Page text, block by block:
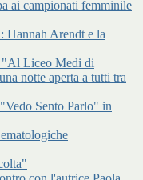
ai campionati femminile
Hannah Arendt e la
"Al Liceo Medi di
notte aperta a tutti tra
Sento Parlo" in